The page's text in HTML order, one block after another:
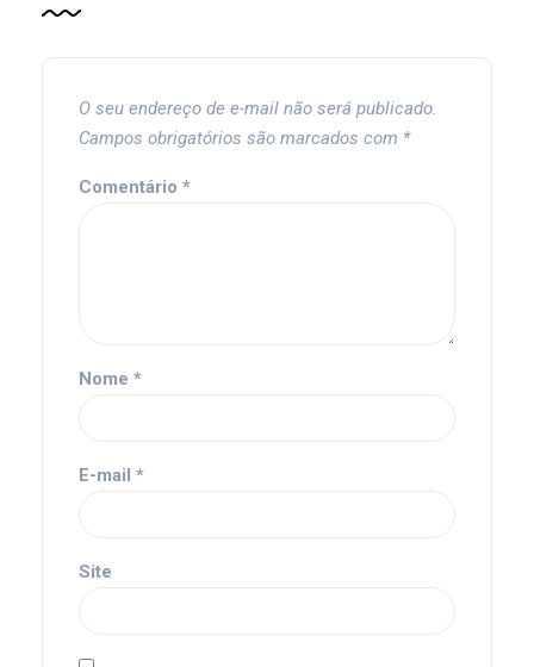
O seu endereço de e-mail não será publicado.
Campos obrigatórios são marcados com *
Comentário *
Nome *
E-mail *
Site